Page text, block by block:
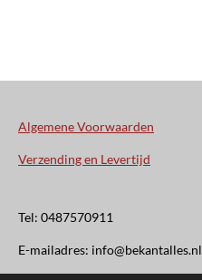
Algemene Voorwaarden
Verzending en Levertijd
Tel: 0487570911
E-mailadres: info@bekantalles.nl